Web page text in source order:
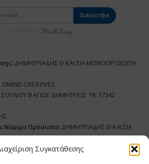
Συγκατάθεσης
Subscribe
ΔΗΜΗΤΡΙΑΔΗΣ Θ ΚΑΙ ΣΙΑ ΜΟΝΟΠΡΟΣΩΠΗ
ΟΜΙΝD CREATIVES
ΣΟΥΛΙΟΥ 8 ΑΓΙΟΣ ΔΗΜΗΤΡΙΟΣ ΤΚ 17342
Νόμιμο Πρόσωπο: ΔΗΜΗΤΡΙΑΔΗΣ Θ ΚΑΙ ΣΙΑ